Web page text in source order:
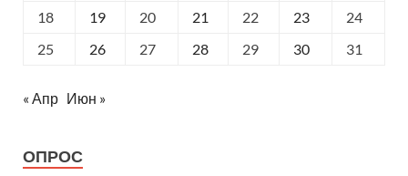
18
19 20 21 22 23
24
25
26 27 28 29 30 31
« Апр Июн »
ОПРОС